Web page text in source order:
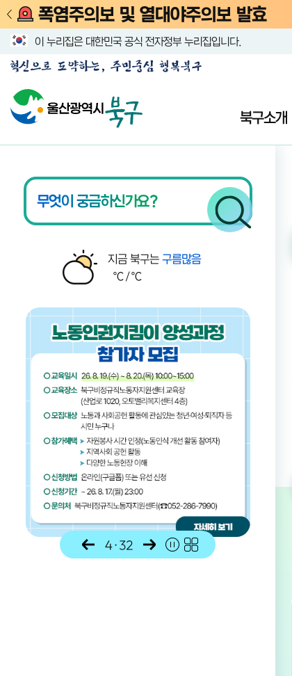
폭염주의보 및 열대야주의보 발효
이 누리집은 대한민국 공식 전자정부 누리집입니다.
북구소개
북구 날씨
지금 북구는 구름많음
℃ /℃
알림존
4·32